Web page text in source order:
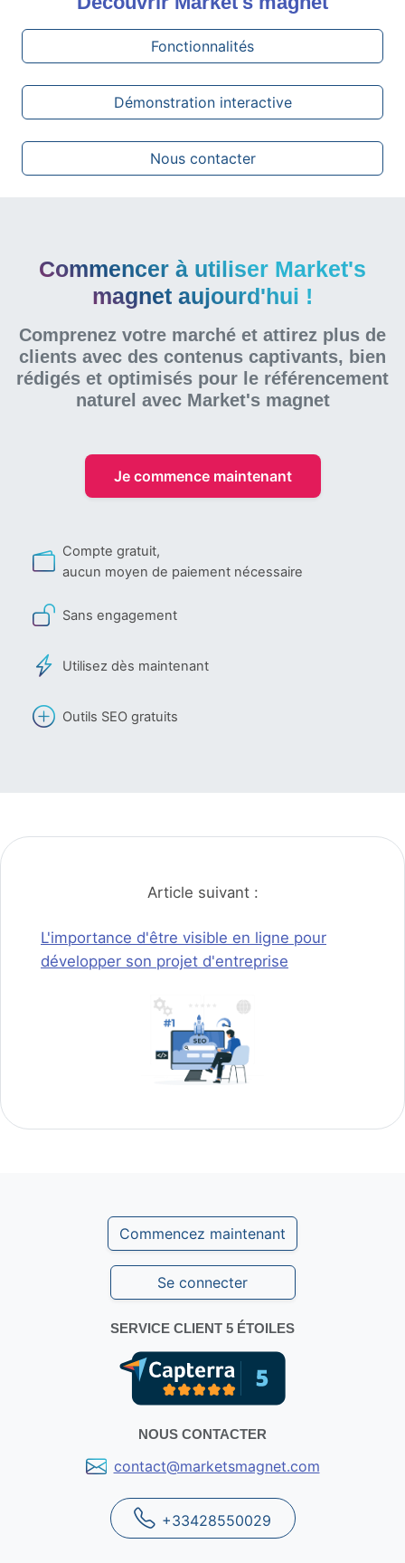
Fonctionnalités
Démonstration interactive
Nous contacter
Commencer à utiliser Market's
magnet aujourd'hui !
Comprenez votre marché et attirez plus de
clients avec des contenus captivants, bien
rédigés et optimisés pour le référencement
naturel avec Market's magnet
Je commence maintenant
Compte gratuit,
aucun moyen de paiement nécessaire
Sans engagement
Utilisez dès maintenant
Outils SEO gratuits
Article suivant :
L'importance d'être visible en ligne pour
développer son projet d'entreprise
Commencez maintenant
Se connecter
SERVICE CLIENT 5 ÉTOILES
NOUS CONTACTER
contact@marketsmagnet.com
+33428550029